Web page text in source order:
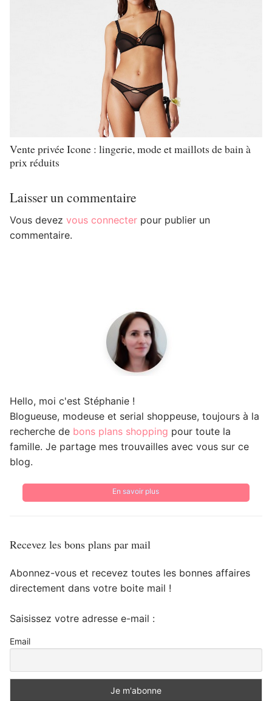
Vente privée Icone : lingerie, mode et maillots de bain à
prix réduits
Laisser un commentaire
Vous devez vous connecter pour publier un
commentaire.
Hello, moi c'est Stéphanie !
Blogueuse, modeuse et serial shoppeuse, toujours à la
recherche de bons plans shopping pour toute la
famille. Je partage mes trouvailles avec vous sur ce
blog.
En savoir plus
Recevez les bons plans par mail
Abonnez-vous et recevez toutes les bonnes affaires
directement dans votre boite mail !
Saisissez votre adresse e-mail :
Email